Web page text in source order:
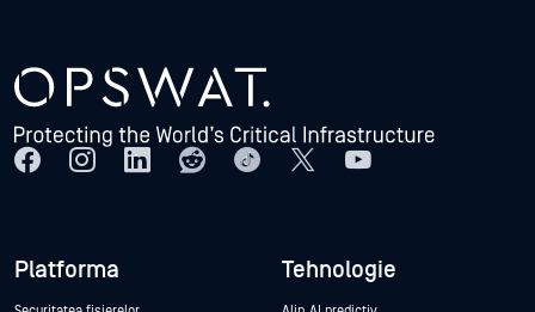
Platforma Tehnologie